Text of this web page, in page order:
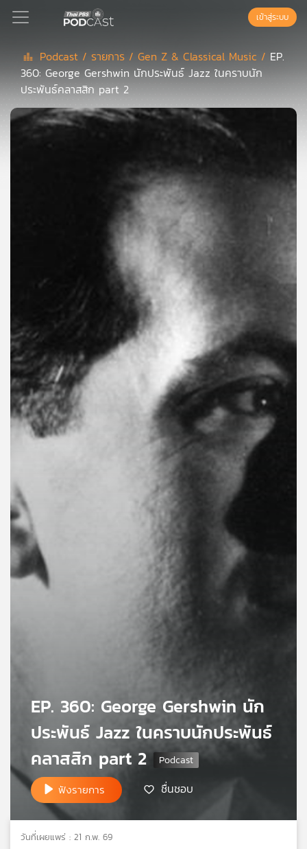
Podcast
เพล
เพลง
บทความ
และ
กิจกรรม
เกี่ยว
กับ
เรา
แผนที่
วิทยุ
เครือ
ข่าย
เข้าสู่ระบบ
Podcast / รายการ /Gen Z & Classical Music / EP.
360: George Gershwin นักประพันธ์ Jazz ในคราบนัก
ประพันธ์คลาสสิก part 2
EP. 360: George Gershwin นัก
ประพันธ์ Jazz ในคราบนักประพันธ์
คลาสสิก part 2
ฟังรายการ ชื่นชอบ
วันที่เผยแพร่ : 21 ก.พ. 69